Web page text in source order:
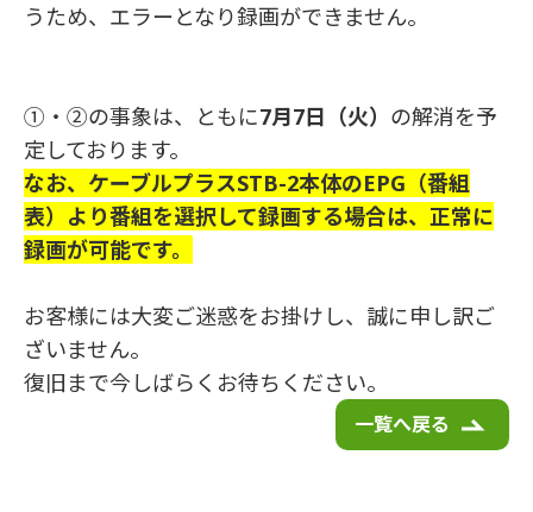
うため、エラーとなり録画ができません。
①・②の事象は、ともに7月7日（火） の解消を予
定しております。
なお、ケーブルプラスSTB-2本体のEPG（番組
表）より番組を選択して録画する場合は、正常に
録画が可能です。
お客様には大変ご迷惑をお掛けし、誠に申し訳ご
ざいません。
復旧まで今しばらくお待ちください。
一覧へ戻る